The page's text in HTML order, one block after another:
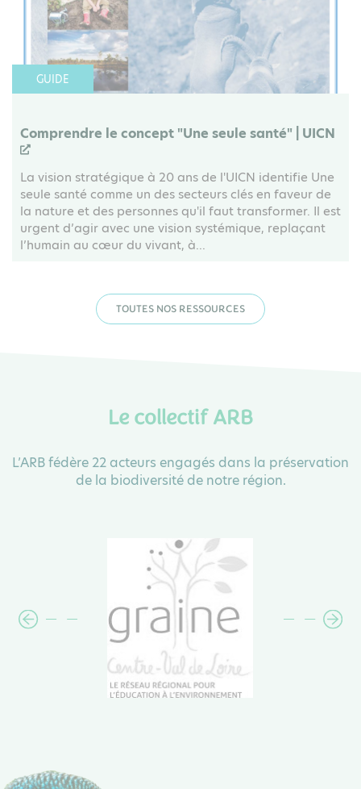
GUIDE
Comprendre le concept "Une seule santé" | UICN
La vision stratégique à 20 ans de l'UICN identifie Une
seule santé comme un des secteurs clés en faveur de
la nature et des personnes qu'il faut transformer. Il est
urgent d’agir avec une vision systémique, replaçant
l’humain au cœur du vivant, à...
TOUTES NOS RESSOURCES
Le collectif ARB
L’ARB fédère 22 acteurs engagés dans la préservation
de la biodiversité de notre région.